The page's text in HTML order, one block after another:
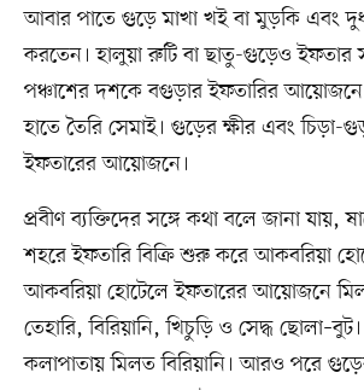
আবার পাতে গুড়ে মাখা খই বা মুড়কি এবং
করতেন। হালুয়া রুটি বা ছাতু-গুড়েও ইফতার
পঞ্চাশের দশকে বগুড়ার ইফতারির আয়োজনে
হাতে তৈরি সেমাই। গুড়ের ক্ষীর এবং
ইফতারের আয়োজনে।
প্রবীণ ব্যক্তিদের সঙ্গে কথা বলে জানা যায়,
শহরে ইফতারি বিক্রি শুরু করে আকবরিয়া
আকবরিয়া হোটেলে ইফতারের আয়োজনে
তেহারি, বিরিয়ানি, খিচুড়ি ও সেদ্ধ
কলাপাতায় মিলত বিরিয়ানি। আরও পরে